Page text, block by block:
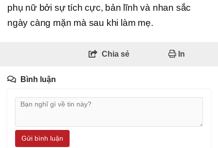
phụ nữ bởi sự tích cực, bản lĩnh và nhan sắc
ngày càng mặn mà sau khi làm mẹ.
Chia sẻ In
Bình luận
Gửi bình luận